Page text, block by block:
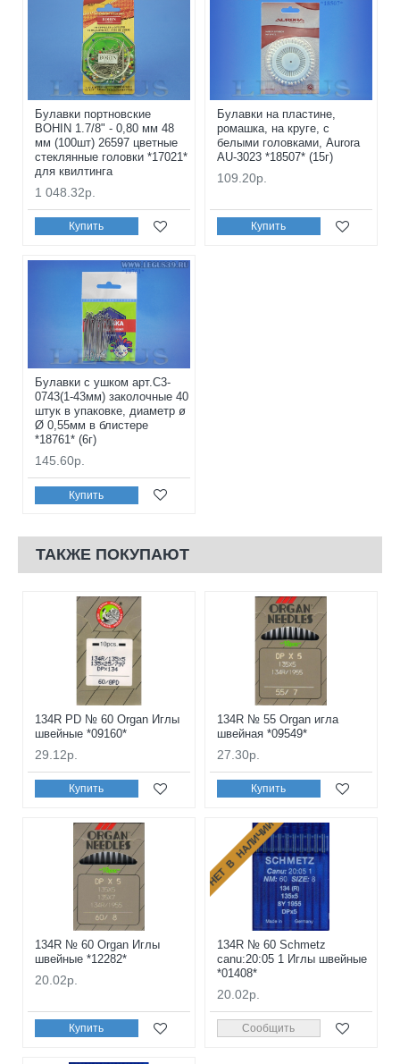
Булавки портновские
BOHIN 1.7/8" - 0,80 мм 48
мм (100шт) 26597 цветные
стеклянные головки *17021*
для квилтинга
1 048.32р.
Купить
Булавки на пластине,
ромашка, на круге, с
белыми головками, Aurora
AU-3023 *18507* (15г)
109.20р.
Купить
Булавки с ушком арт.С3-
0743(1-43мм) заколочные 40
штук в упаковке, диаметр ø
Ø 0,55мм в блистере
*18761* (6г)
145.60р.
Купить
ТАКЖЕ ПОКУПАЮТ
134R PD № 60 Organ Иглы
швейные *09160*
29.12р.
Купить
134R № 55 Organ игла
швейная *09549*
27.30р.
Купить
134R № 60 Organ Иглы
швейные *12282*
20.02р.
Купить
НЕТ В НАЛИЧИИ
134R № 60 Schmetz
canu:20:05 1 Иглы швейные
*01408*
20.02р.
Сообщить